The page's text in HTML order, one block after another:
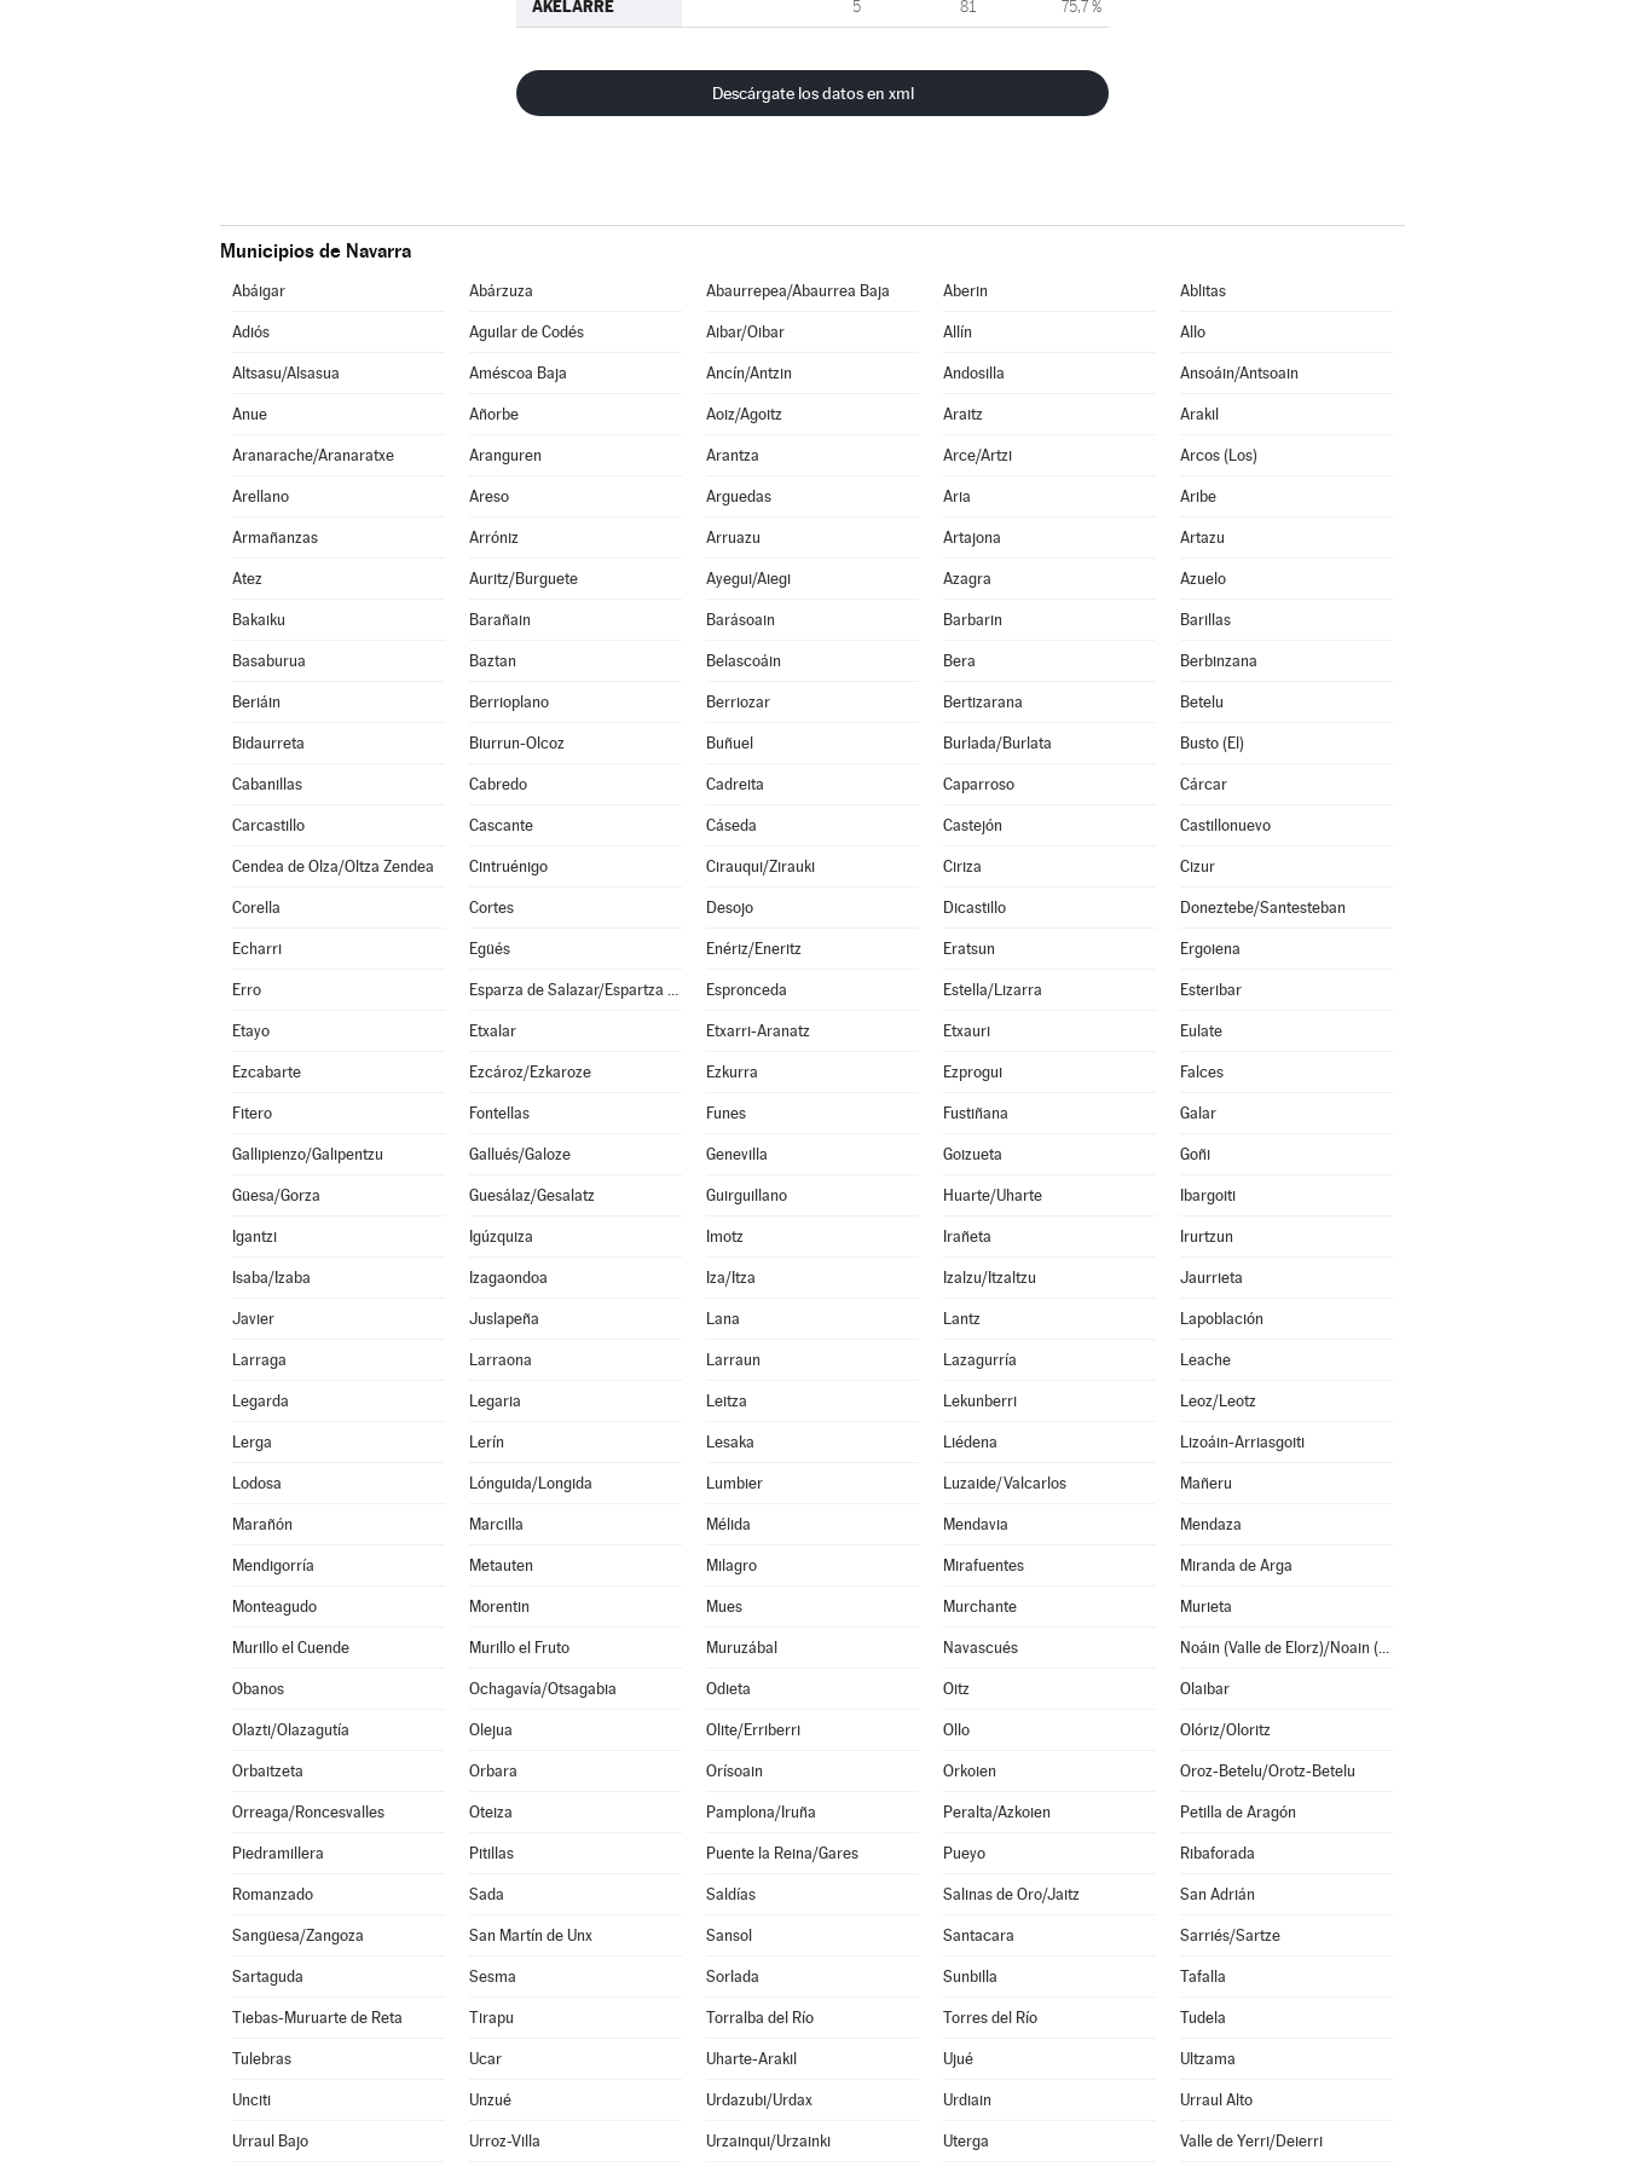
AKELARRE 5 81 75,7 %
Descárgate los datos en xml
Municipios de Navarra
Abáigar Abárzuza Abaurrepea/Abaurrea Baja Aberin Ablitas
Adiós Aguilar de Codés Aibar/Oibar Allín Allo
Altsasu/Alsasua Améscoa Baja Ancín/Antzin Andosilla Ansoáin/Antsoain
Anue Añorbe Aoiz/Agoitz Araitz Arakil
Aranarache/Aranaratxe Aranguren Arantza Arce/Artzi Arcos (Los)
Arellano Areso Arguedas Aria Aribe
Armañanzas Arróniz Arruazu Artajona Artazu
Atez Auritz/Burguete Ayegui/Aiegi Azagra Azuelo
Bakaiku Barañain Barásoain Barbarin Barillas
Basaburua Baztan Belascoáin Bera Berbinzana
Beriáin Berrioplano Berriozar Bertizarana Betelu
Bidaurreta Biurrun-Olcoz Buñuel Burlada/Burlata Busto (El)
Cabanillas Cabredo Cadreita Caparroso Cárcar
Carcastillo Cascante Cáseda Castejón Castillonuevo
Cendea de Olza/Oltza Zendea Cintruénigo Cirauqui/Zirauki Ciriza Cizur
Corella Cortes Desojo Dicastillo Doneztebe/Santesteban
Echarri Egüés Enériz/Eneritz Eratsun Ergoiena
Erro Esparza de Salazar/Espartza Zaraitzu Espronceda Estella/Lizarra Esteribar
Etayo Etxalar Etxarri-Aranatz Etxauri Eulate
Ezcabarte Ezcároz/Ezkaroze Ezkurra Ezprogui Falces
Fitero Fontellas Funes Fustiñana Galar
Gallipienzo/Galipentzu Gallués/Galoze Genevilla Goizueta Goñi
Güesa/Gorza Guesálaz/Gesalatz Guirguillano Huarte/Uharte Ibargoiti
Igantzi Igúzquiza Imotz Irañeta Irurtzun
Isaba/Izaba Izagaondoa Iza/Itza Izalzu/Itzaltzu Jaurrieta
Javier Juslapeña Lana Lantz Lapoblación
Larraga Larraona Larraun Lazagurría Leache
Legarda Legaria Leitza Lekunberri Leoz/Leotz
Lerga Lerín Lesaka Liédena Lizoáin-Arriasgoiti
Lodosa Lónguida/Longida Lumbier Luzaide/Valcarlos Mañeru
Marañón Marcilla Mélida Mendavia Mendaza
Mendigorría Metauten Milagro Mirafuentes Miranda de Arga
Monteagudo Morentin Mues Murchante Murieta
Murillo el Cuende Murillo el Fruto Muruzábal Navascués Noáin (Valle de Elorz)/Noain (Elortzibar)
Obanos Ochagavía/Otsagabia Odieta Oitz Olaibar
Olazti/Olazagutía Olejua Olite/Erriberri Ollo Olóriz/Oloritz
Orbaitzeta Orbara Orísoain Orkoien Oroz-Betelu/Orotz-Betelu
Orreaga/Roncesvalles Oteiza Pamplona/Iruña Peralta/Azkoien Petilla de Aragón
Piedramillera Pitillas Puente la Reina/Gares Pueyo Ribaforada
Romanzado Sada Saldías Salinas de Oro/Jaitz San Adrián
Sangüesa/Zangoza San Martín de Unx Sansol Santacara Sarriés/Sartze
Sartaguda Sesma Sorlada Sunbilla Tafalla
Tiebas-Muruarte de Reta Tirapu Torralba del Río Torres del Río Tudela
Tulebras Ucar Uharte-Arakil Ujué Ultzama
Unciti Unzué Urdazubi/Urdax Urdiain Urraul Alto
Urraul Bajo Urroz-Villa Urzainqui/Urzainki Uterga Valle de Yerri/Deierri